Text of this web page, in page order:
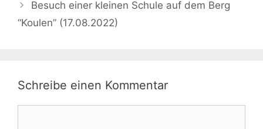
Besuch einer kleinen Schule auf dem Berg
“Koulen” (17.08.2022)
Schreibe einen Kommentar